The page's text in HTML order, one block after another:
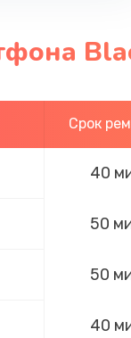
Срок
40
50
50
40